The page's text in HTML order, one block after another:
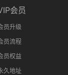
会员
员升级
员流程
员权益
久地址